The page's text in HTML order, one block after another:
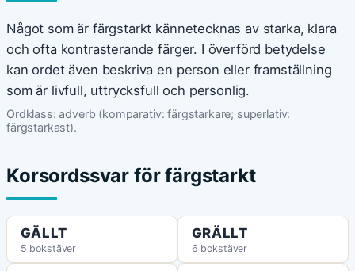
Något som är färgstarkt kännetecknas av starka, klara
och ofta kontrasterande färger. I överförd betydelse
kan ordet även beskriva en person eller framställning
som är livfull, uttrycksfull och personlig.
Ordklass: adverb (komparativ: färgstarkare; superlativ:
färgstarkast).
Korsordssvar för färgstarkt
GÄLLT
5 bokstäver
GRÄLLT
6 bokstäver